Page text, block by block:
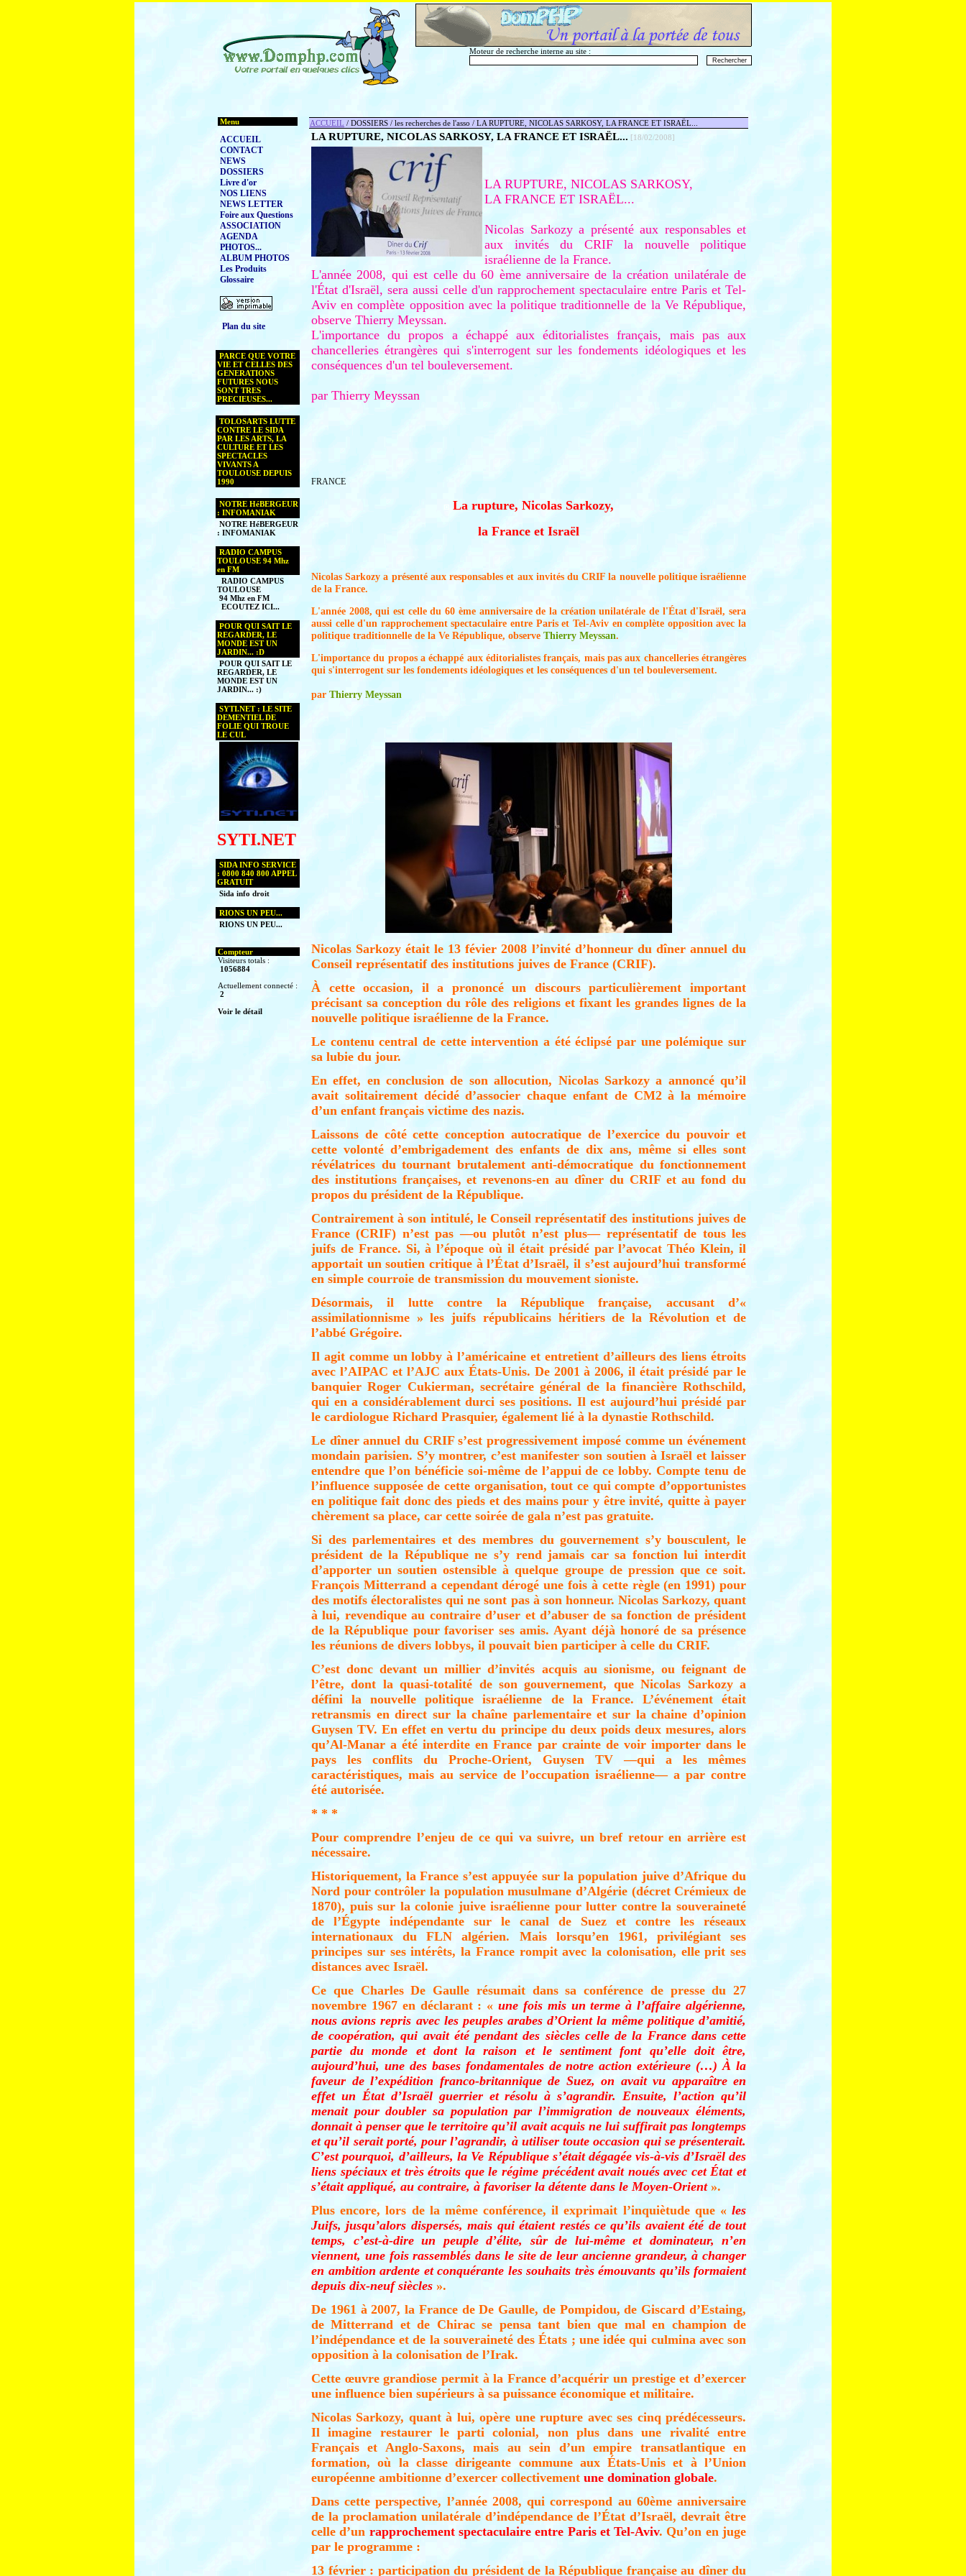
Moteur de recherche interne au site :
Menu
ACCUEIL
CONTACT
NEWS
DOSSIERS
Livre d'or
NOS LIENS
NEWS LETTER
Foire aux Questions
ASSOCIATION
AGENDA
PHOTOS...
ALBUM PHOTOS
Les Produits
Glossaire
Plan du site
PARCE QUE VOTRE
VIE ET CELLES DES
GENERATIONS
FUTURES NOUS
SONT TRES
PRECIEUSES...
TOLOSARTS LUTTE
CONTRE LE SIDA
PAR LES ARTS, LA
CULTURE ET LES
SPECTACLES
VIVANTS A
TOULOUSE DEPUIS
1990
NOTRE HéBERGEUR
: INFOMANIAK
NOTRE HéBERGEUR
: INFOMANIAK
RADIO CAMPUS
TOULOUSE 94 Mhz
en FM
RADIO CAMPUS
TOULOUSE
94 Mhz en FM
ECOUTEZ ICI...
POUR QUI SAIT LE
REGARDER, LE
MONDE EST UN
JARDIN... :D
POUR QUI SAIT LE
REGARDER, LE
MONDE EST UN
JARDIN... :)
SYTI.NET : LE SITE
DEMENTIEL DE
FOLIE QUI TROUE
LE CUL
SYTI.NET
SIDA INFO SERVICE
: 0800 840 800 APPEL
GRATUIT
Sida info droit
RIONS UN PEU...
RIONS UN PEU...
Compteur
Visiteurs totals :
1056884
Actuellement connecté :
2
Voir le détail
ACCUEIL / DOSSIERS / les recherches de l'asso / LA RUPTURE, NICOLAS SARKOSY, LA FRANCE ET ISRAËL...
LA RUPTURE, NICOLAS SARKOSY, LA FRANCE ET ISRAËL... [18/02/2008]
LA RUPTURE, NICOLAS SARKOSY,
LA FRANCE ET ISRAËL...
Nicolas Sarkozy a présenté aux responsables et
aux invités du CRIF la nouvelle politique
israélienne de la France.
L'année 2008, qui est celle du 60 ème anniversaire de la création unilatérale de
l'État d'Israël, sera aussi celle d'un rapprochement spectaculaire entre Paris et Tel-
Aviv en complète opposition avec la politique traditionnelle de la Ve République,
observe Thierry Meyssan.
L'importance du propos a échappé aux éditorialistes français, mais pas aux
chancelleries étrangères qui s'interrogent sur les fondements idéologiques et les
conséquences d'un tel bouleversement.
par Thierry Meyssan
FRANCE
La rupture, Nicolas Sarkozy,
la France et Israël
Nicolas Sarkozy a présenté aux responsables et aux invités du CRIF la nouvelle politique israélienne
de la France.
L'année 2008, qui est celle du 60 ème anniversaire de la création unilatérale de l'État d'Israël, sera
aussi celle d'un rapprochement spectaculaire entre Paris et Tel-Aviv en complète opposition avec la
politique traditionnelle de la Ve République, observe Thierry Meyssan.
L'importance du propos a échappé aux éditorialistes français, mais pas aux chancelleries étrangères
qui s'interrogent sur les fondements idéologiques et les conséquences d'un tel bouleversement.
par Thierry Meyssan
Nicolas Sarkozy était le 13 févier 2008 l’invité d’honneur du dîner annuel du
Conseil représentatif des institutions juives de France (CRIF).
À cette occasion, il a prononcé un discours particulièrement important
précisant sa conception du rôle des religions et fixant les grandes lignes de la
nouvelle politique israélienne de la France.
Le contenu central de cette intervention a été éclipsé par une polémique sur
sa lubie du jour.
En effet, en conclusion de son allocution, Nicolas Sarkozy a annoncé qu’il
avait solitairement décidé d’associer chaque enfant de CM2 à la mémoire
d’un enfant français victime des nazis.
Laissons de côté cette conception autocratique de l’exercice du pouvoir et
cette volonté d’embrigadement des enfants de dix ans, même si elles sont
révélatrices du tournant brutalement anti-démocratique du fonctionnement
des institutions françaises, et revenons-en au dîner du CRIF et au fond du
propos du président de la République.
Contrairement à son intitulé, le Conseil représentatif des institutions juives de
France (CRIF) n’est pas —ou plutôt n’est plus— représentatif de tous les
juifs de France. Si, à l’époque où il était présidé par l’avocat Théo Klein, il
apportait un soutien critique à l’État d’Israël, il s’est aujourd’hui transformé
en simple courroie de transmission du mouvement sioniste.
Désormais, il lutte contre la République française, accusant d’«
assimilationnisme » les juifs républicains héritiers de la Révolution et de
l’abbé Grégoire.
Il agit comme un lobby à l’américaine et entretient d’ailleurs des liens étroits
avec l’AIPAC et l’AJC aux États-Unis. De 2001 à 2006, il était présidé par le
banquier Roger Cukierman, secrétaire général de la financière Rothschild,
qui en a considérablement durci ses positions. Il est aujourd’hui présidé par
le cardiologue Richard Prasquier, également lié à la dynastie Rothschild.
Le dîner annuel du CRIF s’est progressivement imposé comme un événement
mondain parisien. S’y montrer, c’est manifester son soutien à Israël et laisser
entendre que l’on bénéficie soi-même de l’appui de ce lobby. Compte tenu de
l’influence supposée de cette organisation, tout ce qui compte d’opportunistes
en politique fait donc des pieds et des mains pour y être invité, quitte à payer
chèrement sa place, car cette soirée de gala n’est pas gratuite.
Si des parlementaires et des membres du gouvernement s’y bousculent, le
président de la République ne s’y rend jamais car sa fonction lui interdit
d’apporter un soutien ostensible à quelque groupe de pression que ce soit.
François Mitterrand a cependant dérogé une fois à cette règle (en 1991) pour
des motifs électoralistes qui ne sont pas à son honneur. Nicolas Sarkozy, quant
à lui, revendique au contraire d’user et d’abuser de sa fonction de président
de la République pour favoriser ses amis. Ayant déjà honoré de sa présence
les réunions de divers lobbys, il pouvait bien participer à celle du CRIF.
C’est donc devant un millier d’invités acquis au sionisme, ou feignant de
l’être, dont la quasi-totalité de son gouvernement, que Nicolas Sarkozy a
défini la nouvelle politique israélienne de la France. L’événement était
retransmis en direct sur la chaîne parlementaire et sur la chaine d’opinion
Guysen TV. En effet en vertu du principe du deux poids deux mesures, alors
qu’Al-Manar a été interdite en France par crainte de voir importer dans le
pays les conflits du Proche-Orient, Guysen TV —qui a les mêmes
caractéristiques, mais au service de l’occupation israélienne— a par contre
été autorisée.
* * *
Pour comprendre l’enjeu de ce qui va suivre, un bref retour en arrière est
nécessaire.
Historiquement, la France s’est appuyée sur la population juive d’Afrique du
Nord pour contrôler la population musulmane d’Algérie (décret Crémieux de
1870), puis sur la colonie juive israélienne pour lutter contre la souveraineté
de l’Égypte indépendante sur le canal de Suez et contre les réseaux
internationaux du FLN algérien. Mais lorsqu’en 1961, privilégiant ses
principes sur ses intérêts, la France rompit avec la colonisation, elle prit ses
distances avec Israël.
Ce que Charles De Gaulle résumait dans sa conférence de presse du 27
novembre 1967 en déclarant : «une fois mis un terme à l’affaire algérienne,
nous avions repris avec les peuples arabes d’Orient la même politique d’amitié,
de coopération, qui avait été pendant des siècles celle de la France dans cette
partie du monde et dont la raison et le sentiment font qu’elle doit être,
aujourd’hui, une des bases fondamentales de notre action extérieure (…) À la
faveur de l’expédition franco-britannique de Suez, on avait vu apparaître en
effet un État d’Israël guerrier et résolu à s’agrandir. Ensuite, l’action qu’il
menait pour doubler sa population par l’immigration de nouveaux éléments,
donnait à penser que le territoire qu’il avait acquis ne lui suffirait pas longtemps
et qu’il serait porté, pour l’agrandir, à utiliser toute occasion qui se présenterait.
C’est pourquoi, d’ailleurs, la Ve République s’était dégagée vis-à-vis d’Israël des
liens spéciaux et très étroits que le régime précédent avait noués avec cet État et
s’était appliqué, au contraire, à favoriser la détente dans le Moyen-Orient».
Plus encore, lors de la même conférence, il exprimait l’inquiètude que « les
Juifs, jusqu’alors dispersés, mais qui étaient restés ce qu’ils avaient été de tout
temps, c’est-à-dire un peuple d’élite, sûr de lui-même et dominateur, n’en
viennent, une fois rassemblés dans le site de leur ancienne grandeur, à changer
en ambition ardente et conquérante les souhaits très émouvants qu’ils formaient
depuis dix-neuf siècles ».
De 1961 à 2007, la France de De Gaulle, de Pompidou, de Giscard d’Estaing,
de Mitterrand et de Chirac se pensa tant bien que mal en champion de
l’indépendance et de la souveraineté des États ; une idée qui culmina avec son
opposition à la colonisation de l’Irak.
Cette œuvre grandiose permit à la France d’acquérir un prestige et d’exercer
une influence bien supérieurs à sa puissance économique et militaire.
Nicolas Sarkozy, quant à lui, opère une rupture avec ses cinq prédécesseurs.
Il imagine restaurer le parti colonial, non plus dans une rivalité entre
Français et Anglo-Saxons, mais au sein d’un empire transatlantique en
formation, où la classe dirigeante commune aux États-Unis et à l’Union
européenne ambitionne d’exercer collectivement une domination globale.
Dans cette perspective, l’année 2008, qui correspond au 60ème anniversaire
de la proclamation unilatérale d’indépendance de l’État d’Israël, devrait être
celle d’un rapprochement spectaculaire entre Paris et Tel-Aviv. Qu’on en juge
par le programme :
13 février : participation du président de la République française au dîner du